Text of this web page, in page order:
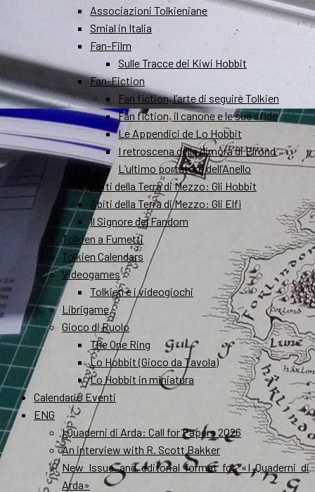
Associazioni Tolkieniane
Smial in Italia
Fan-Film
Sulle Tracce dei Kiwi Hobbit
Fan-Fiction
Fan fiction, l’arte di seguire Tolkien
Fan fiction, il canone e le sue sfide
Le Appendici de Lo Hobbit
I retroscena della dimora di Elrond
L’ultimo portatore dell’Anello
Abiti della Terra di Mezzo: Gli Hobbit
Abiti della Terra di Mezzo: Gli Elfi
Il Signore del Fandom
Tolkien a Fumetti
Tolkien Calendars
Videogames
Tolkien e i videogiochi
Librigame
Gioco di Ruolo
The One Ring
Lo Hobbit (Gioco da Tavola)
Lo Hobbit in miniatura
Calendario Eventi
ENG
I Quaderni di Arda: Call for Papers 2026
An interview with R. Scott Bakker
New Issue and editorial format for «I Quaderni di
Arda»